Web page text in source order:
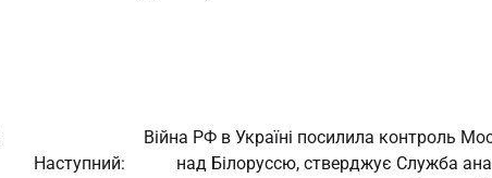
Наступний:
Війна РФ в Україні посилила контроль
над Білоруссю, стверджує Служба